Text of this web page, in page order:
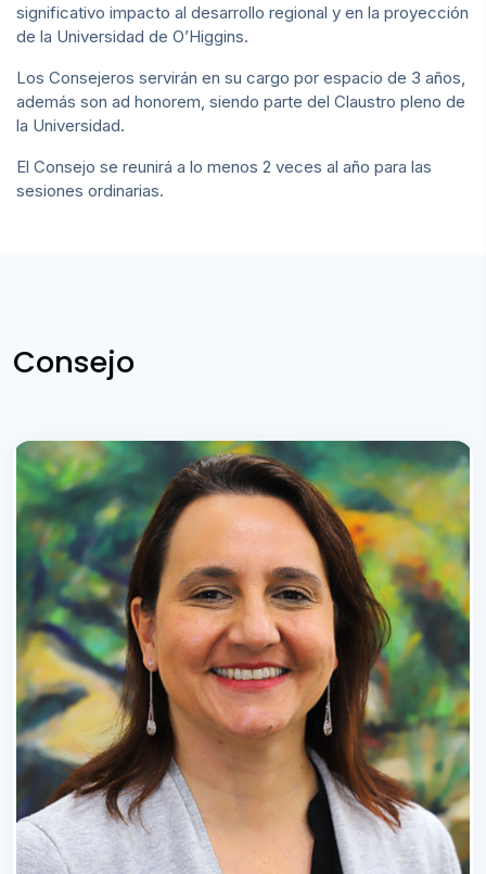
significativo impacto al desarrollo regional y en la proyección
de la Universidad de O’Higgins.
Los Consejeros servirán en su cargo por espacio de 3 años,
además son ad honorem, siendo parte del Claustro pleno de
la Universidad.
El Consejo se reunirá a lo menos 2 veces al año para las
sesiones ordinarias.
Consejo